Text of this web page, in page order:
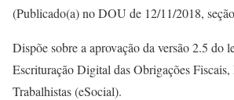
(Publicado(a) no DOU de 12/11/2018,
Dispõe sobre a aprovação da versão 2.5 do
Escrituração Digital das Obrigações Fiscais,
Trabalhistas (eSocial).